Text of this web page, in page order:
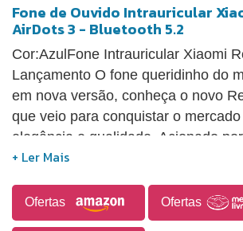
Fone de Ouvido Intrauricular
AirDots 3 - Bluetooth 5.2
Cor:AzulFone Intrauricular Xiaomi
Lançamento O fone queridinho do
em nova versão, conheça o novo
que veio para conquistar o
elegância e qualidade. Acionado
QCC3040 e bluetooth 5.2 isso para
transmissão de dados aprimorada.
Airdots 3 possui Codec de áudio
Ofertas Ofertas